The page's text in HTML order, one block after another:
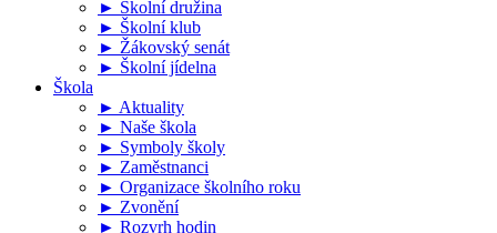
► Školní družina
► Školní klub
► Žákovský senát
► Školní jídelna
Škola
► Aktuality
► Naše škola
► Symboly školy
► Zaměstnanci
► Organizace školního roku
► Zvonění
► Rozvrh hodin